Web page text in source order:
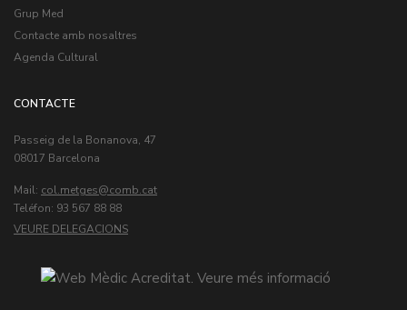
Grup Med
Contacte amb nosaltres
Agenda Cultural
CONTACTE
Passeig de la Bonanova, 47
08017 Barcelona
Mail: col.metges
Teléfon: 93 567 88 88
VEURE DELEGACIONS